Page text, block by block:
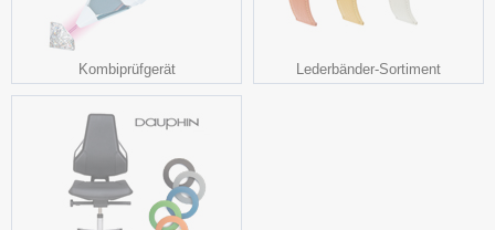
Kombiprüfgerät Lederbänder-Sortiment